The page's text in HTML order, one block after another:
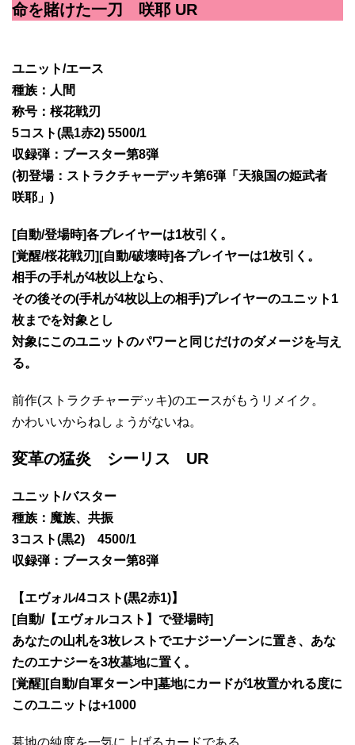
命を賭けた一刀 咲耶 UR
ユニット/エース
種族：人間
称号：桜花戦刃
5コスト(黒1赤2) 5500/1
収録弾：ブースター第8弾
(初登場：ストラクチャーデッキ第6弾「天狼国の姫武者
咲耶」)
[自動/登場時]各プレイヤーは1枚引く。
[覚醒/桜花戦刃][自動/破壊時]各プレイヤーは1枚引く。
相手の手札が4枚以上なら、
その後その(手札が4枚以上の相手)プレイヤーのユニット1
枚までを対象とし
対象にこのユニットのパワーと同じだけのダメージを与え
る。
前作(ストラクチャーデッキ)のエースがもうリメイク。
かわいいからねしょうがないね。
変革の猛炎 シーリス UR
ユニット/バスター
種族：魔族、共振
3コスト(黒2) 4500/1
収録弾：ブースター第8弾
【エヴォル/4コスト(黒2赤1)】
[自動/【エヴォルコスト】で登場時]
あなたの山札を3枚レストでエナジーゾーンに置き、あな
たのエナジーを3枚墓地に置く。
[覚醒][自動/自軍ターン中]墓地にカードが1枚置かれる度に
このユニットは+1000